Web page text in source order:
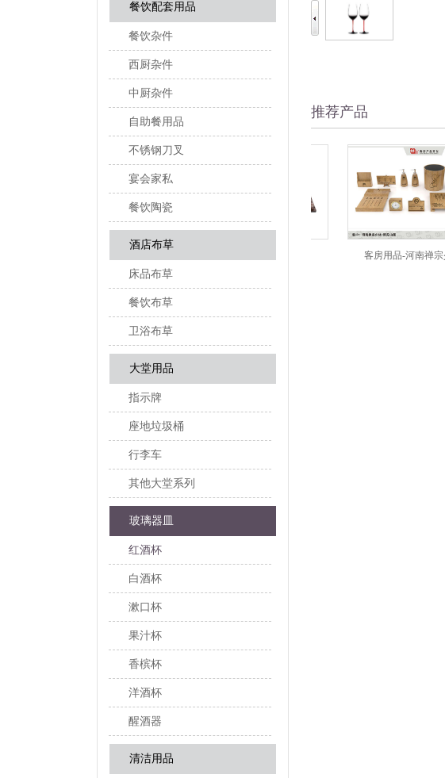
餐饮配套用品
餐饮杂件
西厨杂件
中厨杂件
自助餐用品
不锈钢刀叉
宴会家私
餐饮陶瓷
酒店布草
床品布草
餐饮布草
卫浴布草
大堂用品
指示牌
座地垃圾桶
行李车
其他大堂系列
玻璃器皿
红酒杯
白酒杯
漱口杯
果汁杯
香槟杯
洋酒杯
醒酒器
清洁用品
推荐产品
客房用品-河南禅宗少林